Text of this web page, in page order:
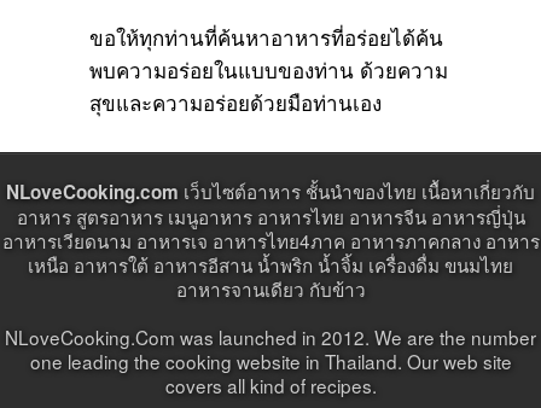
ขอให้ทุกท่านที่ค้นหาอาหารที่อร่อยได้ค้น
พบความอร่อยในแบบของท่าน ด้วยความ
สุขและความอร่อยด้วยมือท่านเอง
NLoveCooking.com เว็บไซต์อาหาร ชั้นนำของไทย เนื้อหาเกี่ยวกับ
อาหาร สูตรอาหาร เมนูอาหาร อาหารไทย อาหารจีน อาหารญี่ปุ่น
อาหารเวียดนาม อาหารเจ อาหารไทย4ภาค อาหารภาคกลาง อาหาร
เหนือ อาหารใต้ อาหารอีสาน น้ำพริก น้ำจิ้ม เครื่องดื่ม ขนมไทย
อาหารจานเดียว กับข้าว
NLoveCooking.Com was launched in 2012. We are the number
one leading the cooking website in Thailand. Our web site
covers all kind of recipes.